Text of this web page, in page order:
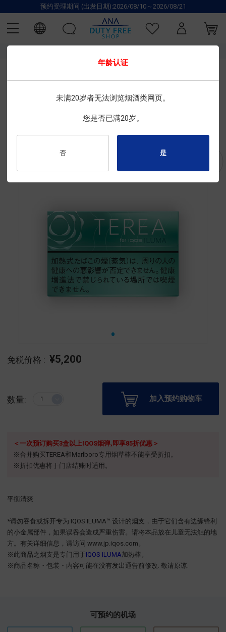
预约受理期间 (出发日期):2026/08/10～2026/08/21
限时特惠
TEREA 淡薄荷 (仅适用于 IQOS ILUMA)
免税价格 : ¥5,200
数量: 加入预约购物车
＜一次预订购买3盒以上IQOS烟弹,即享85折优惠＞
※合并购买TEREA和Marlboro专用烟草棒不能享受折扣。
※折扣优惠将于门店结账时适用。
平衡清爽
*请勿吞食或拆开专为 IQOS ILUMA™ 设计的烟支，由于它们含有边缘锋利
的小金属部件，如果误吞会造成严重伤害。请将本品放在儿童无法触的地
方。有关详细信息，请访问 www.jp.iqos.com。
※此商品之烟支是专门用于IQOS ILUMA加热棒。
※商品名称・包装・内容可能在没有发出通告前修改. 敬请原谅.
可预约的机场
年龄认证
未满20岁者无法浏览烟酒类网页。
您是否已满20岁。
否